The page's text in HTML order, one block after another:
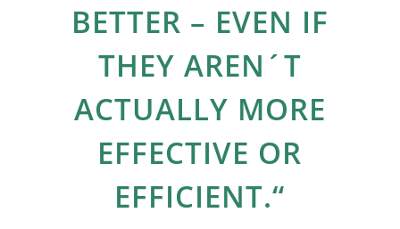
BETTER – EVEN IF
THEY AREN´T
ACTUALLY MORE
EFFECTIVE OR
EFFICIENT.“